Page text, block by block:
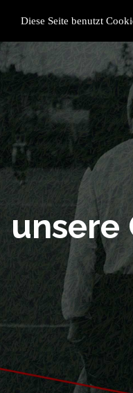
Diese Seite benutzt
unsere